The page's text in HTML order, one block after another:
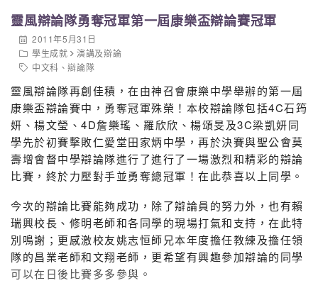
靈風辯論隊勇奪冠軍第一屆康樂盃辯論賽冠軍
2011年5月31日
學生成就
演講及辯論
中文科 、辯論隊
靈風辯論隊再創佳積，在由神召會康樂中學舉辦的第一屆
康樂盃辯論賽中，勇奪冠軍殊榮！本校辯論隊包括4C石筠
妍、楊文瑩、4D詹樂瑤、羅欣欣、楊頌旻及3C梁凱妍同
學先於初賽擊敗仁愛堂田家炳中學，再於決賽與聖公會莫
壽增會督中學辯論隊進行了進行了一場激烈和精彩的辯論
比賽，終於力壓對手並勇奪總冠軍！在此恭喜以上同學。
今次的辯論比賽能夠成功，除了辯論員的努力外，也有賴
瑞興校長、修明老師和各同學的現場打氣和支持，在此特
別鳴謝；更感激校友姚志恒師兄本年度擔任教練及擔任領
隊的昌業老師和文翔老師，更希望有興趣參加辯論的同學
可以在日後比賽多多參與。